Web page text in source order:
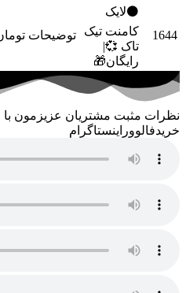
1644
⚫لایک
کامنت تیک
تاک 💞|
رایگان🎁
توضیحات تومان
نظرات مثبت مشتریان عزیزمون
خریدفالووراینستاگرام